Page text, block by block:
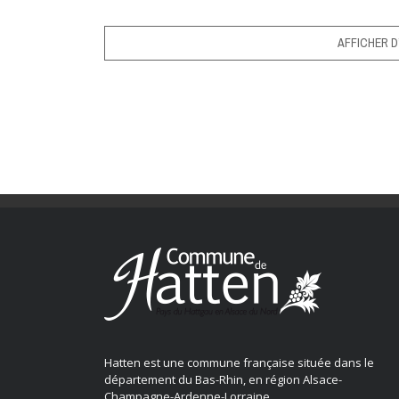
AFFICHER
Hatten est une commune française située dans le
département du Bas-Rhin, en région Alsace-